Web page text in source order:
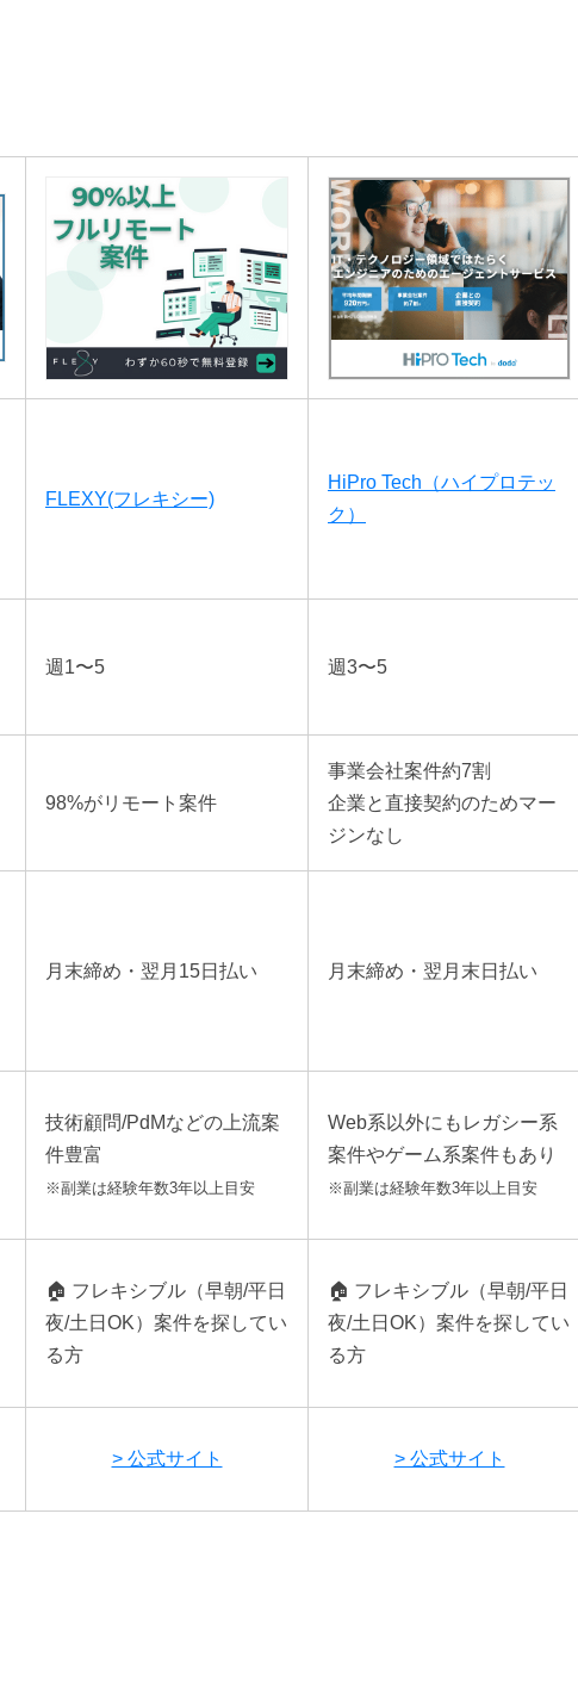
FLEXY(フレキシー)
HiPro Tech（ハイプロテッ
ク）
週1〜5 週3〜5
98%がリモート案件
事業会社案件約7割
企業と直接契約のためマー
ジンなし
月末締め・翌月15日払い 月末締め・翌月末日払い
技術顧問/PdMなどの上流案
件豊富
※副業は経験年数3年以上目安
Web系以外にもレガシー系
案件やゲーム系案件もあり
※副業は経験年数3年以上目安
🏠 フレキシブル（早朝/平日
夜/土日OK）案件を探してい
る方
🏠 フレキシブル（早朝/平日
夜/土日OK）案件を探してい
る方
> 公式サイト > 公式サイト